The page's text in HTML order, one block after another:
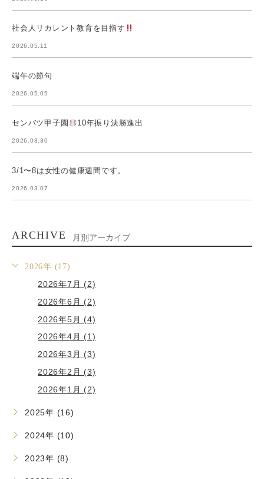
社会人リカレント教育を目指す
2026.05.11
端午の節句
2026.05.05
センバツ甲子園 10年振り決勝進出
2026.03.30
3/1〜8は女性の健康週間です。
2026.03.07
ARCHIVE 月別アーカイブ
2026年 (17)
2026年7月 (2)
2026年6月 (2)
2026年5月 (4)
2026年4月 (1)
2026年3月 (3)
2026年2月 (3)
2026年1月 (2)
2025年 (16)
2024年 (10)
2023年 (8)